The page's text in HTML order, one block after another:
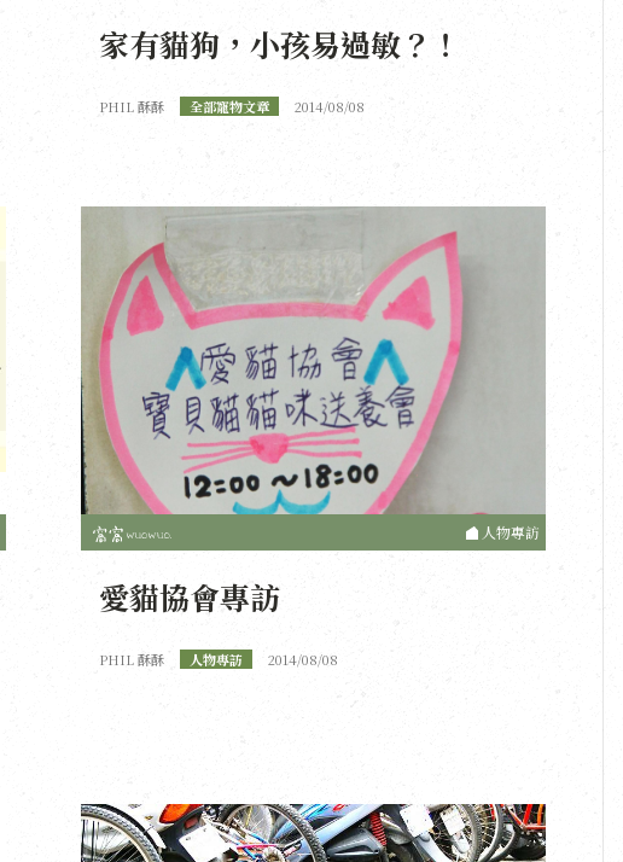
家有貓狗，小孩易過敏？！
PHIL 酥酥 全部寵物文章 2014/08/08
人物專訪
愛貓協會專訪
PHIL 酥酥 人物專訪 2014/08/08